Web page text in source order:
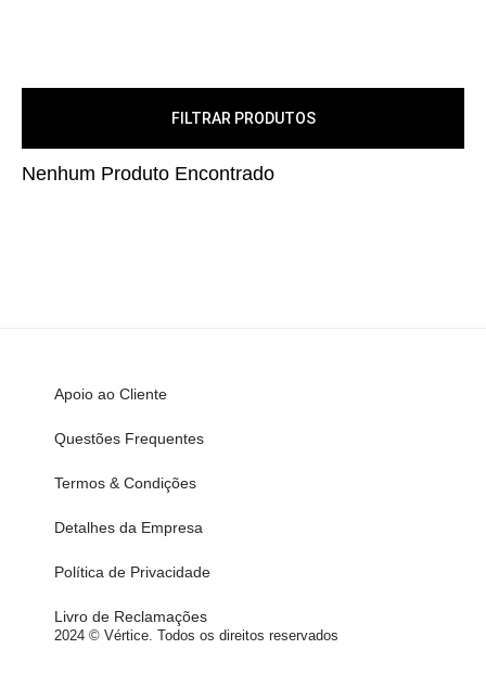
FILTRAR PRODUTOS
Nenhum Produto Encontrado
2024 © Vértice. Todos os direitos reservados
Apoio ao Cliente
Questões Frequentes
Termos & Condições
Detalhes da Empresa
Política de Privacidade
Livro de Reclamações